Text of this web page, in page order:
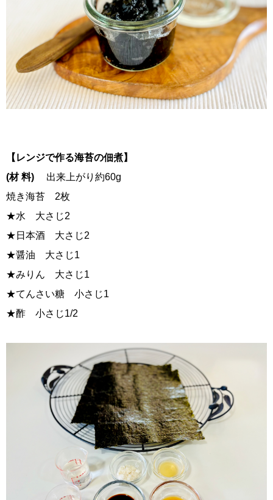
【レンジで作る海苔の佃煮】
(材 料)
出来上がり約60g
焼き海苔 2枚
★水 大さじ2
★日本酒 大さじ2
★醤油 大さじ1
★みりん 大さじ1
★てんさい糖 小さじ1
★酢 小さじ1/2